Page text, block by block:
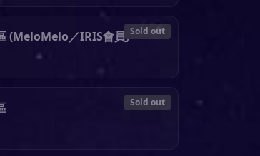
(MeloMelo／IRIS會員)Sold out
Sold out